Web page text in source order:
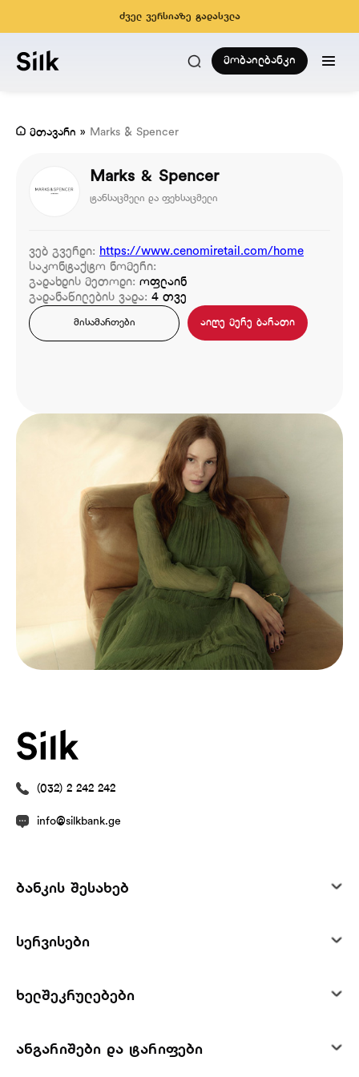
ძველ ვერსიაზე გადასვლა
მობაილბანკი
მთავარი » Marks & Spencer
Marks & Spencer
ტანსაცმელი და ფეხსაცმელი
ვებ გვერდი: https://www.cenomiretail.com/home
საკონტაქტო ნომერი:
გადახდის მეთოდი: ოფლაინ
გადანაწილების ვადა: 4 თვე
მისამართები აიღე მერე ბარათი
(032) 2 242 242
info@silkbank.ge
ბანკის შესახებ
სერვისები
ხელშეკრულებები
ანგარიშები და ტარიფები